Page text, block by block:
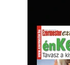
vendégl